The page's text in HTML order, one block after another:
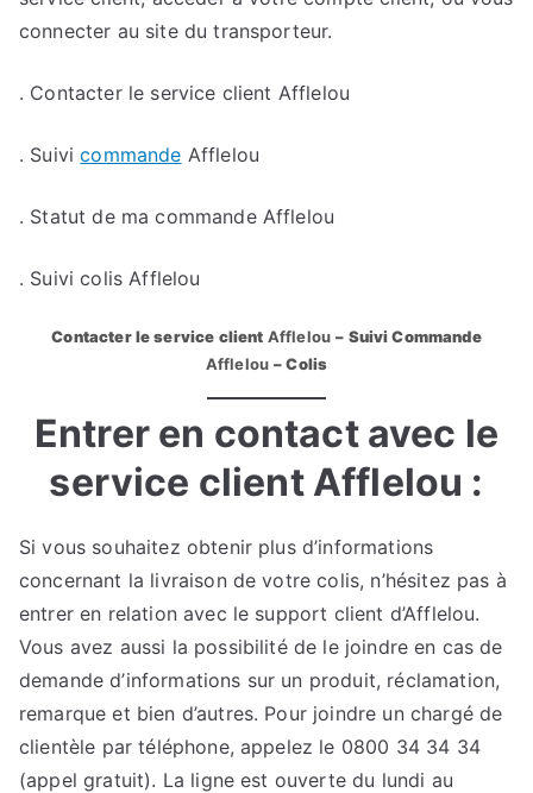
connecter au site du transporteur.
. Contacter le service client Afflelou
. Suivicommande Afflelou
. Statut de ma commande Afflelou
. Suivi colis Afflelou
Contacter le service client Afflelou – Suivi Commande
Afflelou – Colis
Entrer en contact avec le
service client Afflelou :
Si vous souhaitez obtenir plus d’informations
concernant la livraison de votre colis, n’hésitez pas à
entrer en relation avec le support client d’Afflelou.
Vous avez aussi la possibilité de le joindre en cas de
demande d’informations sur un produit, réclamation,
remarque et bien d’autres. Pour joindre un chargé de
clientèle par téléphone, appelez le 0800 34 34 34
(appel gratuit). La ligne est ouverte du lundi au